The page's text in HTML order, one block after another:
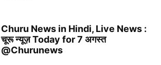
Churu News in Hindi, Live News :
चूरू न्यूज़ Today for 7 अगस्त
@Churunews